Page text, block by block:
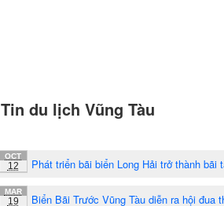
Tin du lịch Vũng Tàu
OCT
12 Phát triển bãi biển Long Hải trở thành bãi
MAR
19 Biển Bãi Trước Vũng Tàu diễn ra hội đua